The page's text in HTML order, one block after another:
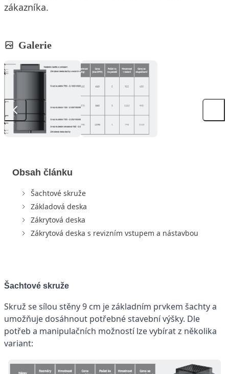
zákazníka.
Galerie
Obsah článku
Šachtové skruže
Základová deska
Zákrytová deska
Zákrytová deska s revizním vstupem a nástavbou
Šachtové skruže
Skruž se sílou stěny 9 cm je základním prvkem šachty a
umožňuje dosáhnout potřebné stavební výšky. Dle
potřeb a manipulačních možností lze vybírat z několika
variant: